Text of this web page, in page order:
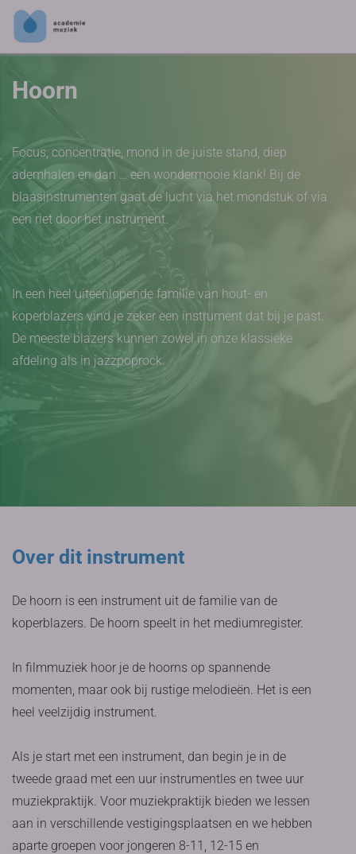
Hoorn
Focus, concentratie, mond in de juiste stand, diep
ademhalen en dan … een wondermooie klank! Bij de
blaasinstrumenten gaat de lucht via het mondstuk of via
een riet door het instrument.
In een heel uiteenlopende familie van hout- en
koperblazers vind je zeker een instrument dat bij je past.
De meeste blazers kunnen zowel in onze klassieke
afdeling als in jazzpoprock.
Over dit instrument
De hoorn is een instrument uit de familie van de
koperblazers. De hoorn speelt in het mediumregister.
In filmmuziek hoor je de hoorns op spannende
momenten, maar ook bij rustige melodieën. Het is een
heel veelzijdig instrument.
Als je start met een instrument, dan begin je in de
tweede graad met een uur instrumentles en twee uur
muziekpraktijk. Voor muziekpraktijk bieden we lessen
aan in verschillende vestigingsplaatsen en we hebben
aparte groepen voor jongeren 8-11, 12-15 en